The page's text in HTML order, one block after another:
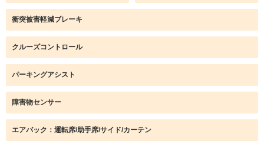
衝突被害軽減ブレーキ
クルーズコントロール
パーキングアシスト
障害物センサー
エアバック：運転席/助手席/サイド/カーテン